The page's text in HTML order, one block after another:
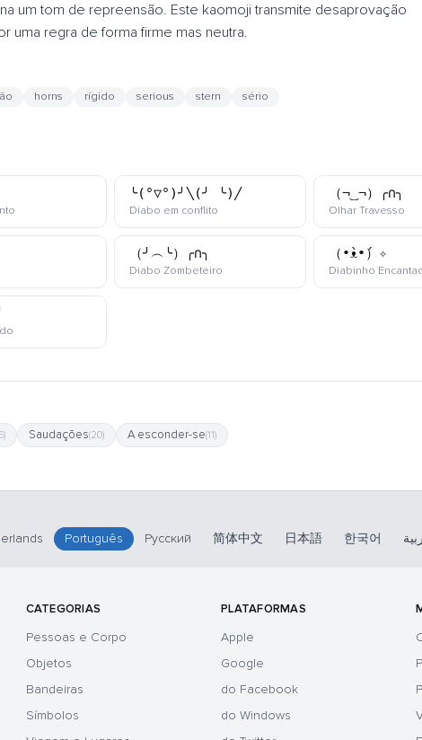
um tom de repreensão. Este kaomoji transmite desaprovação
uma regra de forma firme mas neutra.
horns rígido serious stern sério
kaomoji
╰(°▽°)╯╲(╯_╰)╱
Diabo em conflito
（¬‿¬）╭∩╮
Olhar Travesso
（╯︵╰）╭∩╮
Diabo Zombeteiro
（•̀ᴥ•́）✧
Diabinho
kaomoji
Saudações(20) A esconder-se(11)
Português Русский 简体中文 日本語 한국어
CATEGORIAS
Pessoas e Corpo
Objetos
Bandeiras
Símbolos
PLATAFORMAS
Apple
Google
do Facebook
do Windows